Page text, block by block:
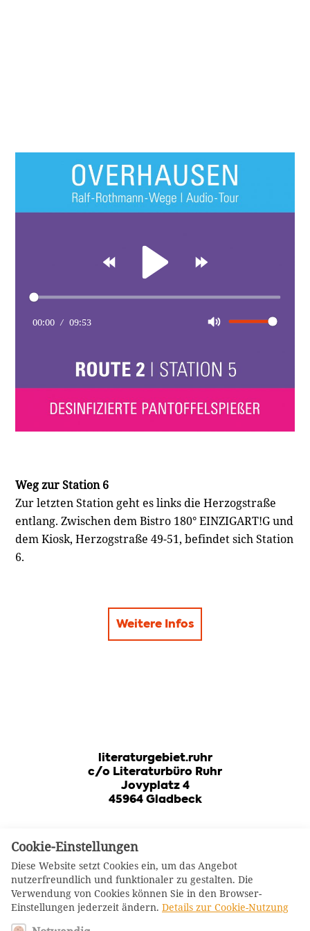
00:00 09:53
Weg zur Station 6
Zur letzten Station geht es links die Herzogstraße
entlang. Zwischen dem Bistro 180° EINZIGART!G und
dem Kiosk, Herzogstraße 49-51, befindet sich Station
6.
Weitere Infos
literaturgebiet.ruhr
c/o Literaturbüro Ruhr
Jovyplatz 4
45964 Gladbeck
Log-In Mitglieder
Cookie-Einstellungen
Diese Website setzt Cookies ein, um das Angebot
nutzerfreundlich und funktionaler zu gestalten. Die
Verwendung von Cookies können Sie in den Browser-
Einstellungen jederzeit ändern. Details zur Cookie-Nutzung